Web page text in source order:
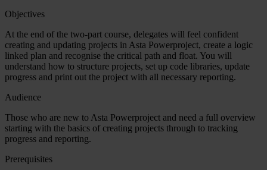
Objectives
At the end of the two-part course, delegates will feel confident
creating and updating projects in Asta Powerproject, create a logic
linked plan and recognise the critical path and float. You will
understand how to structure projects, set up code libraries, update
progress and print out the project with all necessary reporting.
Audience
Those who are new to Asta Powerproject and need a full overview
starting with the basics of creating projects through to tracking
progress and reporting.
Prerequisites